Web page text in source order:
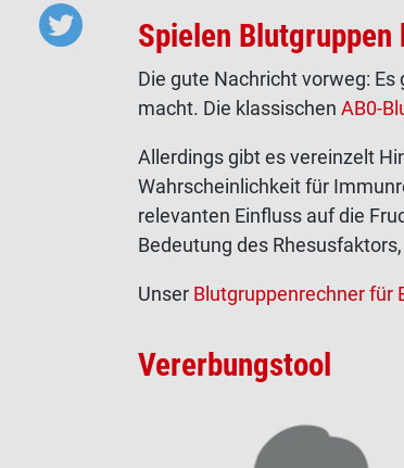
Spielen Blutgruppen
Die gute Nachricht vorweg:
macht. Die klassischen AB0-
Allerdings gibt es vereinzelt
Wahrscheinlichkeit für
relevanten Einfluss auf die
Bedeutung des
Unser Blutgruppenrechner für
Vererbungstool